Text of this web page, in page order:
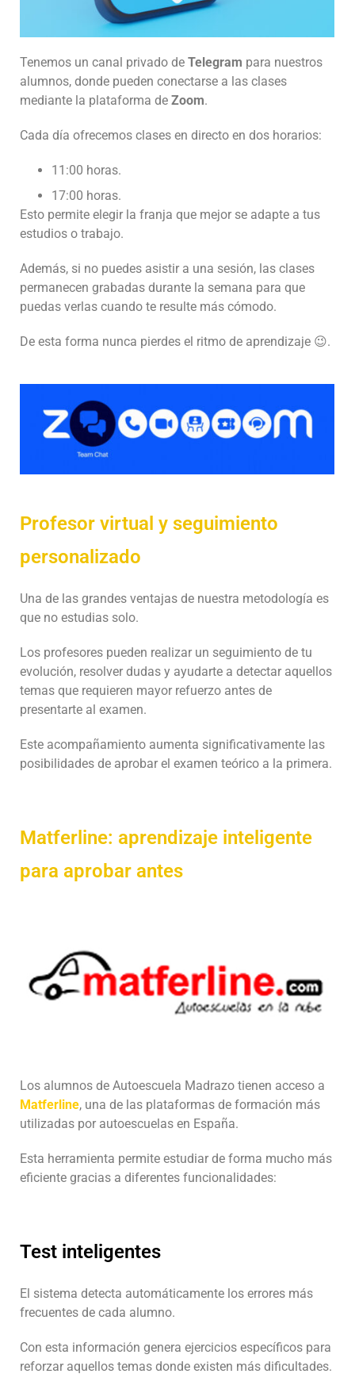
Tenemos un canal privado de Telegram para nuestros
alumnos, donde pueden conectarse a las clases
mediante la plataforma de Zoom.
Cada día ofrecemos clases en directo en dos horarios:
11:00 horas.
17:00 horas.
Esto permite elegir la franja que mejor se adapte a tus
estudios o trabajo.
Además, si no puedes asistir a una sesión, las clases
permanecen grabadas durante la semana para que
puedas verlas cuando te resulte más cómodo.
De esta forma nunca pierdes el ritmo de aprendizaje 😉.
Profesor virtual y seguimiento
personalizado
Una de las grandes ventajas de nuestra metodología es
que no estudias solo.
Los profesores pueden realizar un seguimiento de tu
evolución, resolver dudas y ayudarte a detectar aquellos
temas que requieren mayor refuerzo antes de
presentarte al examen.
Este acompañamiento aumenta significativamente las
posibilidades de aprobar el examen teórico a la primera.
Matferline: aprendizaje inteligente
para aprobar antes
Los alumnos de Autoescuela Madrazo tienen acceso a
Matferline, una de las plataformas de formación más
utilizadas por autoescuelas en España.
Esta herramienta permite estudiar de forma mucho más
eficiente gracias a diferentes funcionalidades:
Test inteligentes
El sistema detecta automáticamente los errores más
frecuentes de cada alumno.
Con esta información genera ejercicios específicos para
reforzar aquellos temas donde existen más dificultades.